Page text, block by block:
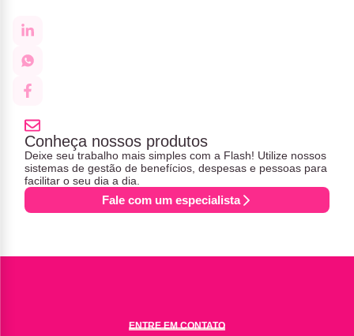
Conheça nossos produtos
Deixe seu trabalho mais simples com a Flash! Utilize nossos
sistemas de gestão de benefícios, despesas e pessoas para
facilitar o seu dia a dia.
Fale com um especialista
ENTRE EM CONTATO